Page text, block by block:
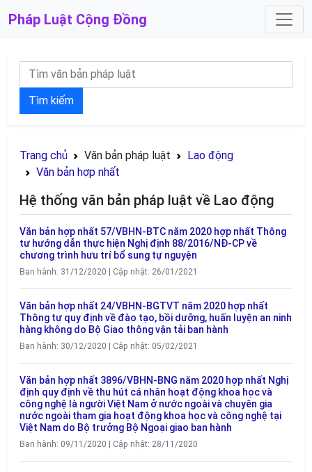
Pháp Luật Cộng Đồng
Tìm kiếm
Trang chủ Văn bản pháp luật
Lao động
Văn bản hợp nhất
Hệ thống văn bản pháp luật về Lao động
Văn bản hợp nhất 57/VBHN-BTC năm 2020 hợp nhất Thông
tư hướng dẫn thực hiện Nghị định 88/2016/NĐ-CP về
chương trình hưu trí bổ sung tự nguyện
Ban hành: 31/12/2020 | Cập nhật: 26/01/2021
Văn bản hợp nhất 24/VBHN-BGTVT năm 2020 hợp nhất
Thông tư quy định về đào tạo, bồi dưỡng, huấn luyện an ninh
hàng không do Bộ Giao thông vận tải ban hành
Ban hành: 30/12/2020 | Cập nhật: 05/02/2021
Văn bản hợp nhất 3896/VBHN-BNG năm 2020 hợp nhất Nghị
định quy định về thu hút cá nhân hoạt động khoa học và
công nghệ là người Việt Nam ở nước ngoài và chuyên gia
nước ngoài tham gia hoạt động khoa học và công nghệ tại
Việt Nam do Bộ trưởng Bộ Ngoại giao ban hành
Ban hành: 09/11/2020 | Cập nhật: 28/11/2020